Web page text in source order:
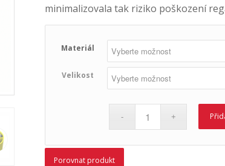
minimalizovala tak riziko poškození
Materiál
Velikost
Porovnat produkt